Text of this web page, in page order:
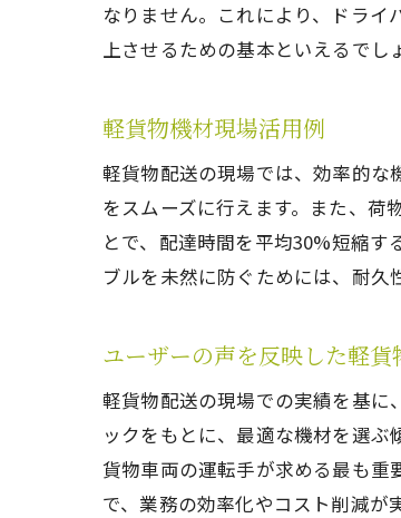
なりません。これにより、ドラ
上させるための基本といえるでし
軽貨物機材現場活用例
軽貨物配送の現場では、効率的な
をスムーズに行えます。また、荷
とで、配達時間を平均30%短縮
ブルを未然に防ぐためには、耐久
ユーザーの声を反映した軽貨
軽貨物配送の現場での実績を基に
ックをもとに、最適な機材を選
貨物車両の運転手が求める最も重
で、業務の効率化やコスト削減が